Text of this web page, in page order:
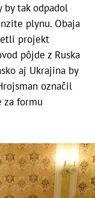
tak odpadol
plynu. Obaja
projekt
pôjde z Ruska
aj Ukrajina by
označil
za formu